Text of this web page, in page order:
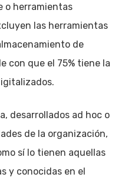
o herramientas
las herramientas
de
con que el 75% tiene la
desarrollados ad hoc o
de la organización,
sí lo tienen aquellas
y conocidas en el